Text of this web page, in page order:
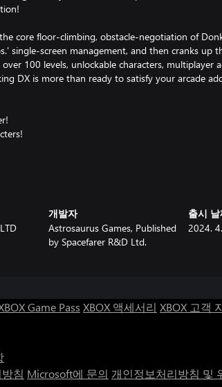
core floor-climbing, obstacle-negotiation of
single-screen management, and then cranks up
100 levels, unlockable characters, multiplayer
DX is more than ready to satisfy your arcade
wrong!(?)
개발자
Astrosaurus Games, Published
by Spacefarer R&D Ltd.
출시 날
2024.
Game Pass XBOX 액세서리 XBOX 고객
침 Microsoft에 문의 개인정보처리방침 및